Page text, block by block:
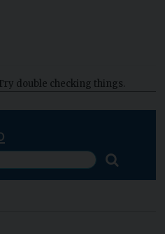
double checking things.